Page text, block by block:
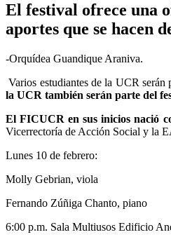
El festival ofrece una
aportes que se hacen
-Orquídea Guandique Araniva.
Varios estudiantes de la UCR
la UCR también serán parte del
El FICUCR en sus inicios nació
Vicerrectoría de Acción Social y la
Lunes 10 de febrero:
Molly Gebrian, viola
Fernando Zúñiga Chanto, piano
6:00 p.m. Sala Multiusos Edificio